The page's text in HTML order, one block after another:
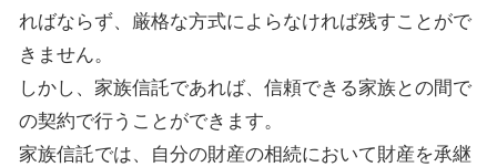
ればならず、厳格な方式によらなければ残すことがで
きません。
しかし、家族信託であれば、信頼できる家族との間で
の契約で行うことができます。
家族信託では、自分の財産の相続において財産を承継